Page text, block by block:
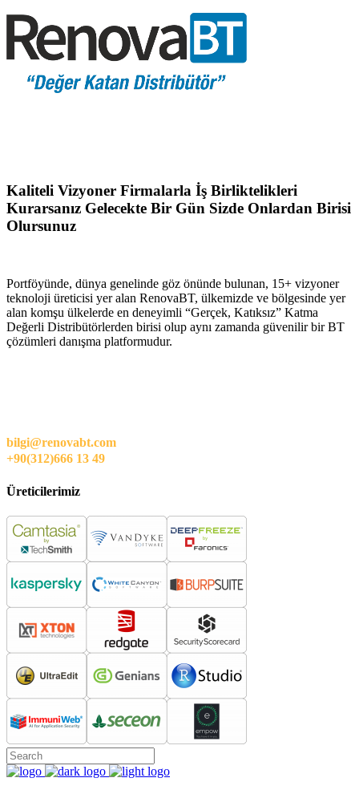
Kaliteli Vizyoner Firmalarla İş Birliktelikleri
Kurarsanız Gelecekte Bir Gün Sizde Onlardan Birisi
Olursunuz
Portföyünde, dünya genelinde göz önünde bulunan, 15+ vizyoner
teknoloji üreticisi yer alan RenovaBT, ülkemizde ve bölgesinde yer
alan komşu ülkelerde en deneyimli “Gerçek, Katıksız” Katma
Değerli Distribütörlerden birisi olup aynı zamanda güvenilir bir BT
çözümleri danışma platformudur.
bilgi@renovabt.com
+90(312)666 13 49
Üreticilerimiz